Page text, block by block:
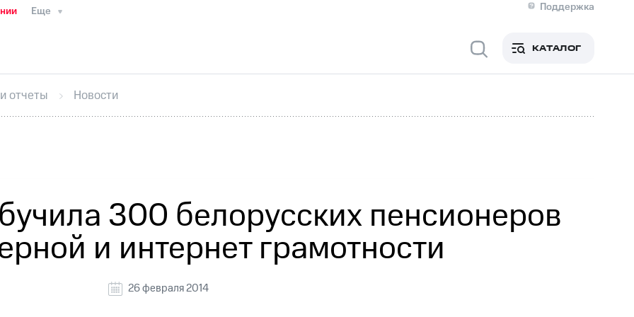
Еще
Поддержка
Медиа-центр
ИнтервьюФинансовая отчетностьКонтактыНовости в регионе
секретарьРаскрытие информации
кабинет акционераАкционерный капиталКонтроль и аудитРынок акций
КАТАЛОГ
отчеты Новости
300 белорусских пенсионеров
и интернет грамотности
26 февраля 2014